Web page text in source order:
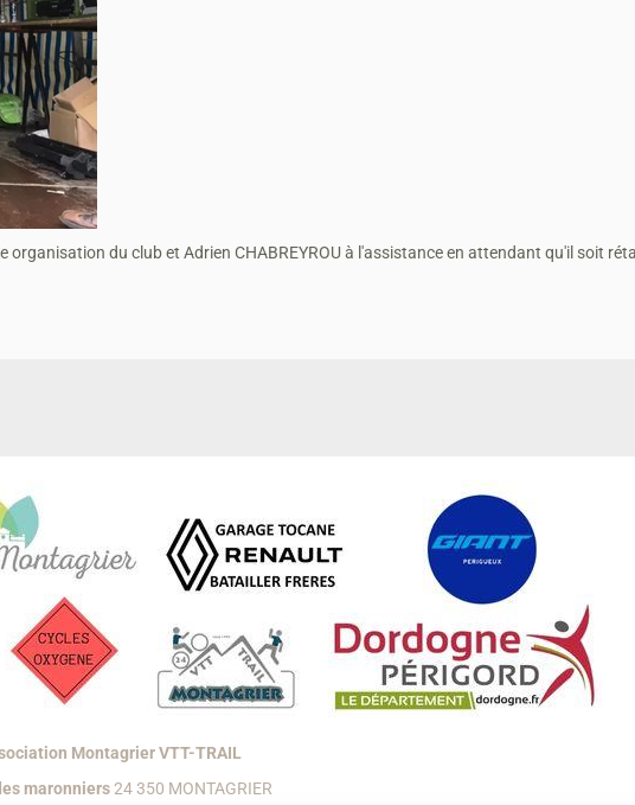
du club et Adrien CHABREYROU à l'assistance en attendant qu'il soit
Montagrier VTT-TRAIL
maronniers24 350 MONTAGRIER